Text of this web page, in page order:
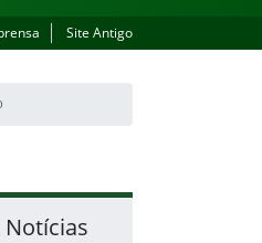
Site Antigo